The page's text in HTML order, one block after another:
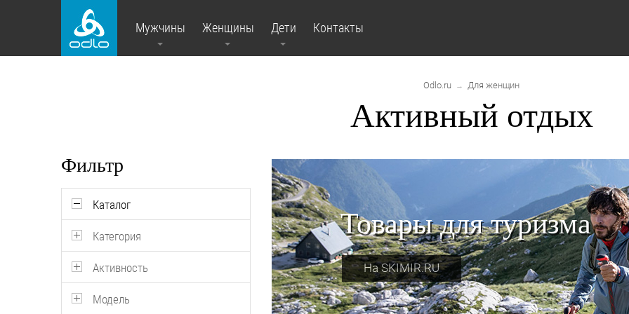
Мужчины Женщины Дети Контакты
Odlo.ru → Для женщин
Активный отдых
Фильтр
Каталог
Категория
Активность
Модель
Товары для туризма
На SKIMIR.RU